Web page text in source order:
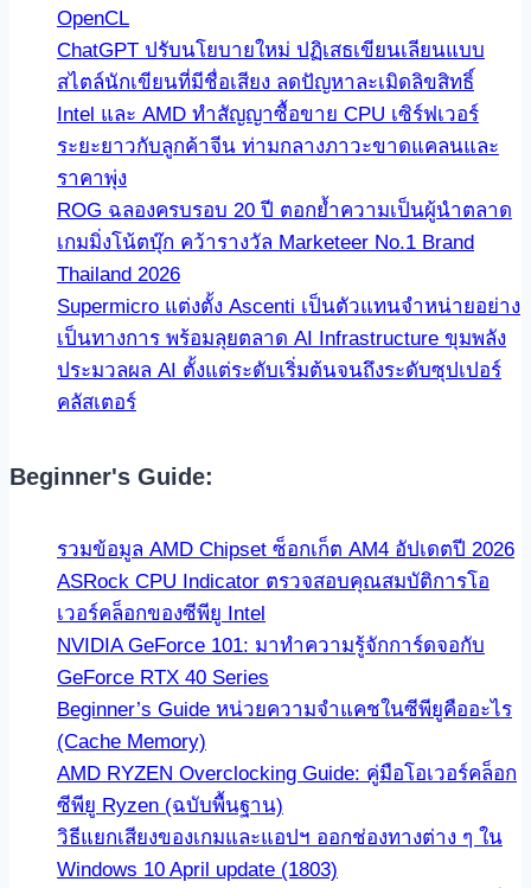
OpenCL
ChatGPT ปรับนโยบายใหม่ ปฏิเสธเขียนเลียนแบบ
สไตล์นักเขียนที่มีชื่อเสียง ลดปัญหาละเมิดลิขสิทธิ์
Intel และ AMD ทำสัญญาซื้อขาย CPU เซิร์ฟเวอร์
ระยะยาวกับลูกค้าจีน ท่ามกลางภาวะขาดแคลนและ
ราคาพุ่ง
ROG ฉลองครบรอบ 20 ปี ตอกย้ำความเป็นผู้นำตลาด
เกมมิ่งโน้ตบุ๊ก คว้ารางวัล Marketeer No.1 Brand
Thailand 2026
Supermicro แต่งตั้ง Ascenti เป็นตัวแทนจำหน่ายอย่าง
เป็นทางการ พร้อมลุยตลาด AI Infrastructure ขุมพลัง
ประมวลผล AI ตั้งแต่ระดับเริ่มต้นจนถึงระดับซุปเปอร์
คลัสเตอร์
Beginner's Guide:
รวมข้อมูล AMD Chipset ซ็อกเก็ต AM4 อัปเดตปี 2026
ASRock CPU Indicator ตรวจสอบคุณสมบัติการโอ
เวอร์คล็อกของซีพียู Intel
NVIDIA GeForce 101: มาทำความรู้จักการ์ดจอกับ
GeForce RTX 40 Series
Beginner’s Guide หน่วยความจำแคชในซีพียูคืออะไร
(Cache Memory)
AMD RYZEN Overclocking Guide: คู่มือโอเวอร์คล็อก
ซีพียู Ryzen (ฉบับพื้นฐาน)
วิธีแยกเสียงของเกมและแอปฯ ออกช่องทางต่าง ๆ ใน
Windows 10 April update (1803)